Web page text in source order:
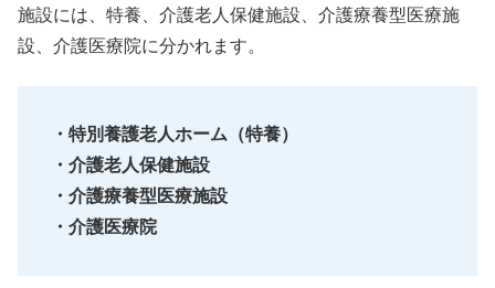
施設には、特養、介護老人保健施設、介護療養型医療施
設、介護医療院に分かれます。
・特別養護老人ホーム（特養）
・介護老人保健施設
・介護療養型医療施設
・介護医療院